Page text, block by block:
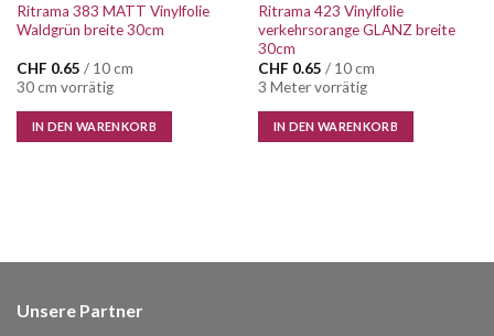
Ritrama 383 MATT Vinylfolie
Waldgrün breite 30cm
CHF 0.65 / 10 cm
30 cm vorrätig
IN DEN WARENKORB
Ritrama 423 Vinylfolie
verkehrsorange GLANZ breite
30cm
CHF 0.65 / 10 cm
3 Meter vorrätig
IN DEN WARENKORB
Unsere Partner